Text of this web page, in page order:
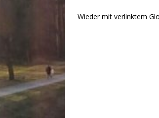
Wieder mit verlinktem